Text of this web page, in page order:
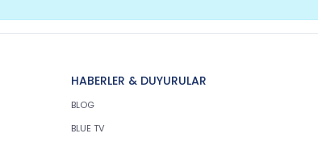
HABERLER & DUYURULAR
BLOG
BLUE TV